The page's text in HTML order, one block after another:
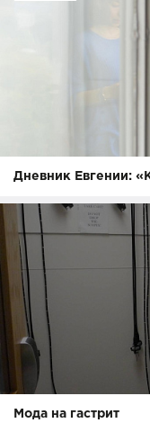
Дневник Евгении:
Мода на гастрит